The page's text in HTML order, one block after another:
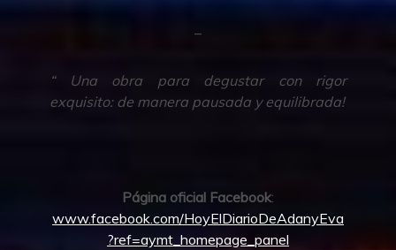
–
“ Una obra para degustar con rigor
exquisito: de manera pausada y equilibrada!
Página oficial Facebook:
www.facebook.com/HoyElDiarioDeAdanyEva
?ref=aymt_homepage_panel